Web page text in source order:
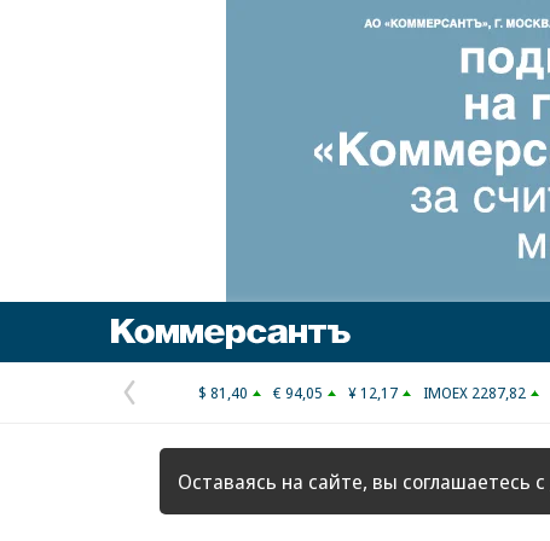
Предыдущая
страница
$ 81,40 € 94,05 ¥ 12,17 IMOEX 2287,82
Оставаясь на сайте, вы соглашаетесь с